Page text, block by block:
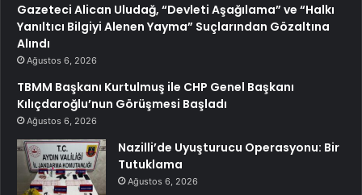
Gazeteci Alican Uludağ, “Devleti Aşağılama” ve “Halkı
Yanıltıcı Bilgiyi Alenen Yayma” Suçlarından Gözaltına
Alındı
Ağustos 6, 2026
TBMM Başkanı Kurtulmuş ile CHP Genel Başkanı
Kılıçdaroğlu’nun Görüşmesi Başladı
Ağustos 6, 2026
Nazilli’de Uyuşturucu Operasyonu: Bir
Tutuklama
Ağustos 6, 2026